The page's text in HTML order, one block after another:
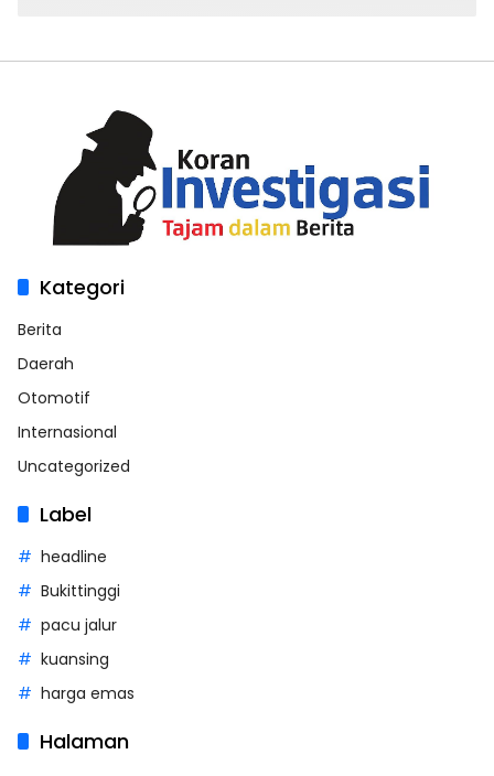
Kategori
Berita
Daerah
Otomotif
Internasional
Uncategorized
Label
headline
Bukittinggi
pacu jalur
kuansing
harga emas
Halaman